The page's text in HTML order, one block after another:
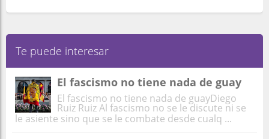
Te puede interesar
El fascismo no tiene nada de guay
El fascismo no tiene nada de guayDiego
Ruiz Ruiz Al fascismo no se le discute ni se
le asiente sino que se le combate desde cualq ...